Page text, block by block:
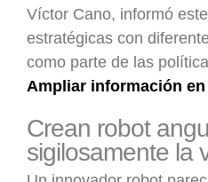
Víctor Cano, informó
estratégicas con
como parte de las
Ampliar información
Crean robot
sigilosamente la